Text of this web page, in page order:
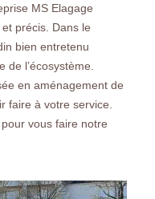
MS Elagage
précis. Dans le
bien entretenu
de l’écosystème.
en aménagement de
faire à votre service.
vous faire notre